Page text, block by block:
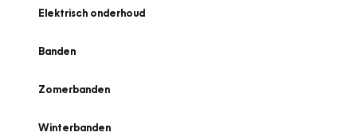
Elektrisch onderhoud
Banden
Zomerbanden
Winterbanden